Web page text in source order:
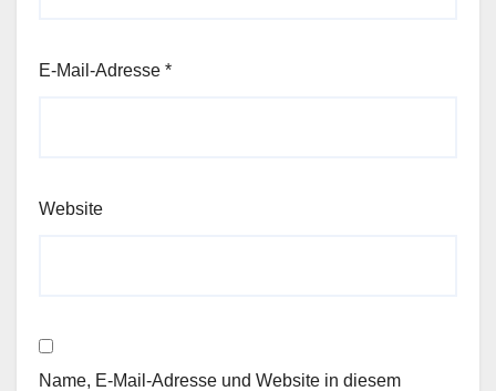
E-Mail-Adresse *
Website
Name, E-Mail-Adresse und Website in diesem